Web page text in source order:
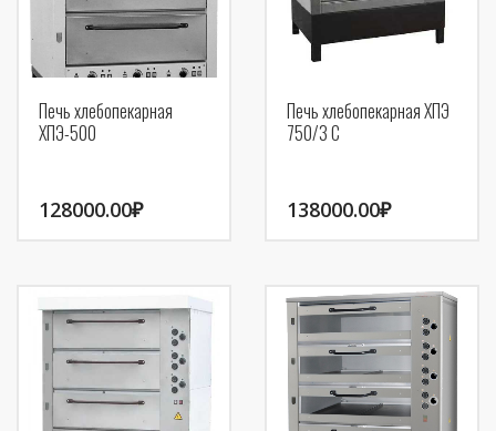
Печь хлебопекарная
ХПЭ-500
128000.00₽
Печь хлебопекарная ХПЭ
750/3 С
138000.00₽